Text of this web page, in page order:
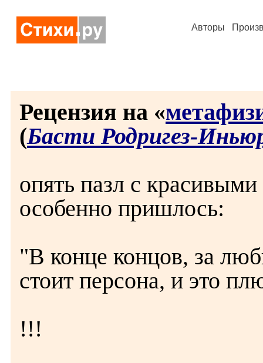
Авторы
Рецензия на «
(Басти Родригез-
опять пазл с
особенно пришлось:
"В конце концов, за
стоит персона, и это
!!!